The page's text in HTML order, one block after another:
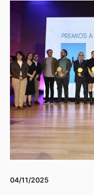
04/11/2025